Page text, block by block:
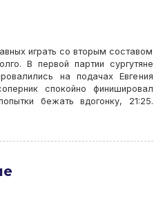
играть со вторым составом
В первой партии сургутяне
на подачах Евгения
спокойно финишировал
бежать вдогонку, 21:25.